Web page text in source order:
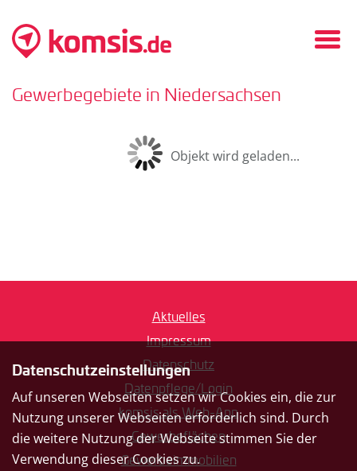
Datenschutzeinstellungen
Auf unseren Webseiten setzen wir Cookies ein, die zur
Nutzung unserer Webseiten erforderlich sind. Durch
die weitere Nutzung der Webseite stimmen Sie der
Verwendung dieser Cookies zu.
Gewerbegebiete in Niedersachsen
Objekt wird geladen...
Aktuelles
Impressum
Datenschutz
Datenpflege/Login
komsis als Web-App
Gewerbeflächen
Gewerbeimmobilien